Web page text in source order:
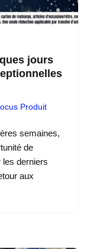
jours
Produit
semaines,
de
les derniers
aux